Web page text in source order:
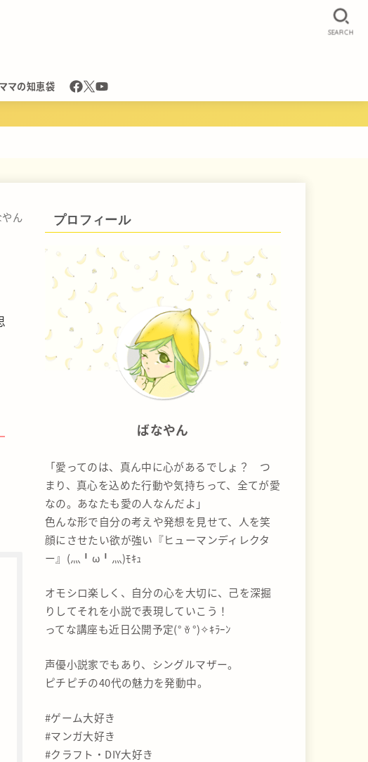
マの知恵袋
SEARCH
やん プロフィール
ばなやん
「愛ってのは、真ん中に心があるでしょ？ つ
まり、真心を込めた行動や気持ちって、全てが愛
なの。あなたも愛の人なんだよ」
色んな形で自分の考えや発想を見せて、人を笑
顔にさせたい欲が強い『ヒューマンディレクタ
ー』(灬╹ω╹灬)ﾓｷｭ
オモシロ楽しく、自分の心を大切に、己を深掘
りしてそれを小説で表現していこう！
ってな講座も近日公開予定(° ꈊ °)✧ｷﾗｰﾝ
声優小説家でもあり、シングルマザー。
ピチピチの40代の魅力を発動中。
#ゲーム大好き
#マンガ大好き
#クラフト・DIY大好き